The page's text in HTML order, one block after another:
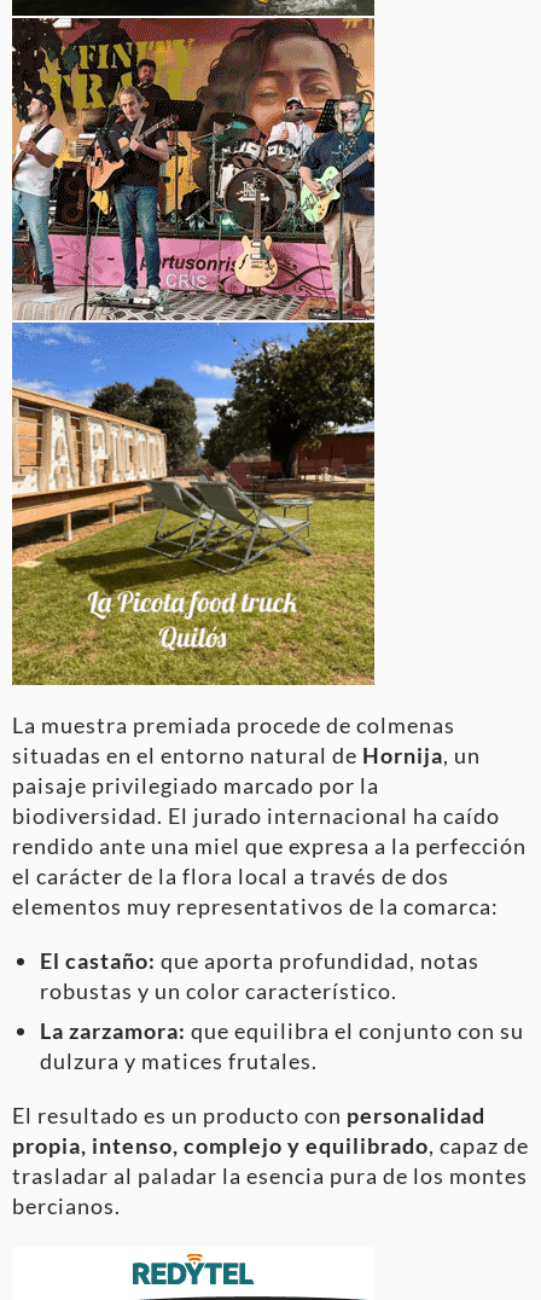
La muestra premiada procede de colmenas
situadas en el entorno natural de Hornija, un
paisaje privilegiado marcado por la
biodiversidad. El jurado internacional ha caído
rendido ante una miel que expresa a la perfección
el carácter de la flora local a través de dos
elementos muy representativos de la comarca:
El castaño: que aporta profundidad, notas
robustas y un color característico.
La zarzamora: que equilibra el conjunto con su
dulzura y matices frutales.
El resultado es un producto con personalidad
propia, intenso, complejo y equilibrado, capaz de
trasladar al paladar la esencia pura de los montes
bercianos.